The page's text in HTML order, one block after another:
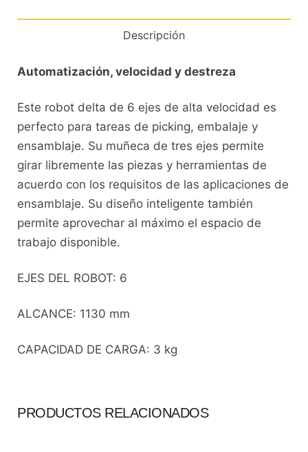
Descripción
Automatización, velocidad y destreza
Este robot delta de 6 ejes de alta velocidad es
perfecto para tareas de picking, embalaje y
ensamblaje. Su muñeca de tres ejes permite
girar libremente las piezas y herramientas de
acuerdo con los requisitos de las aplicaciones de
ensamblaje. Su diseño inteligente también
permite aprovechar al máximo el espacio de
trabajo disponible.
EJES DEL ROBOT: 6
ALCANCE: 1130 mm
CAPACIDAD DE CARGA: 3 kg
PRODUCTOS RELACIONADOS